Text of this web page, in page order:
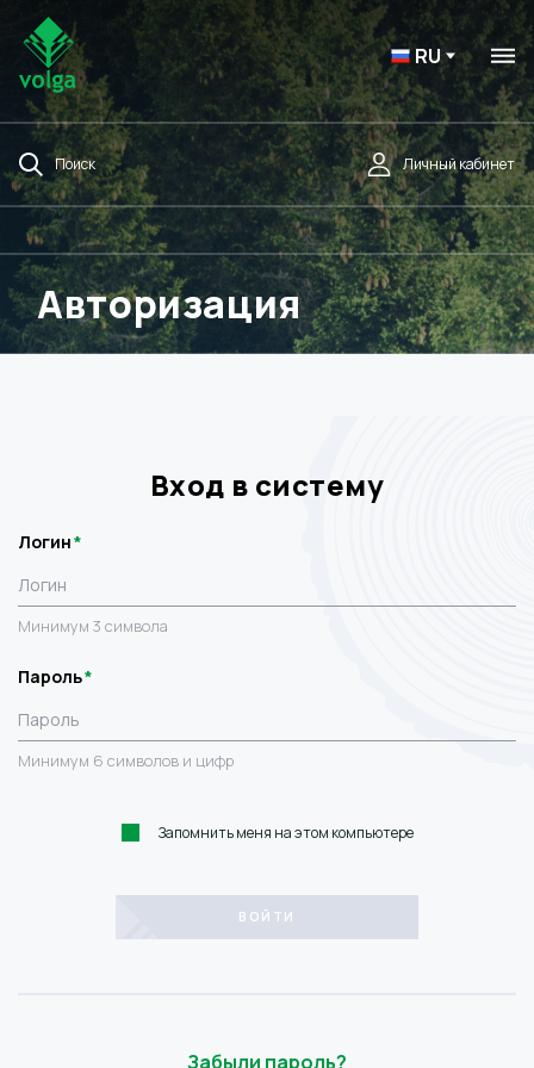
RU
Поиск Личный кабинет
Авторизация
Вход в систему
Логин
Минимум 3 символа
Пароль
Минимум 6 символов и цифр
Запомнить меня на этом компьютере
Забыли пароль?